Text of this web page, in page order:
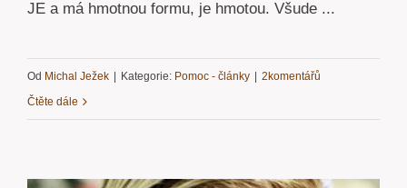
JE a má hmotnou formu, je hmotou. Všude ...
Od Michal Ježek | Kategorie: Pomoc - články | 2komentářů
Čtěte dále